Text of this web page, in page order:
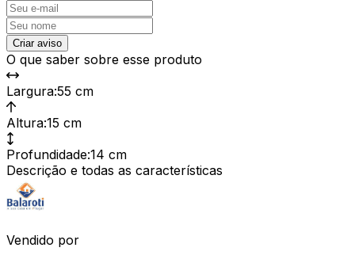
Criar aviso
O que saber sobre esse produto
Largura:55 cm
Altura:15 cm
Profundidade:14 cm
Descrição e todas as características
Vendido por